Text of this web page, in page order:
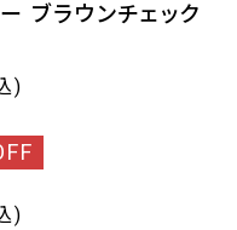
ー ブラウンチェック
)
)